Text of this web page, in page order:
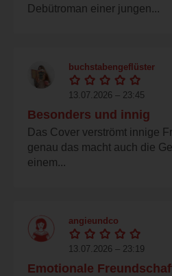
Debütroman einer jungen...
buchstabengeflüster
13.07.2026 – 23:45
Besonders und innig
Das Cover verströmt innige
genau das macht auch die
einem...
angieundco
13.07.2026 – 23:19
Emotionale